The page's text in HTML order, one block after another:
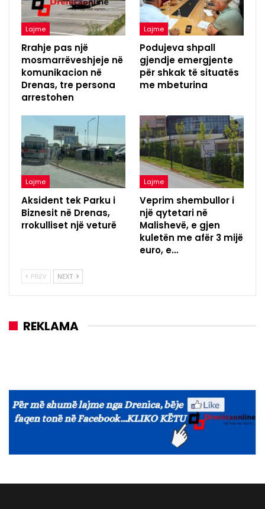
Lajme
Rrahje pas një
mosmarrëveshjeje në
komunikacion në
Drenas, tre persona
arrestohen
Lajme
Podujeva shpall
gjendje emergjente
për shkak të situatës
me mbeturina
Lajme
Aksident tek Parku i
Biznesit në Drenas,
rrokulliset një veturë
Lajme
Veprim shembullor i
një qytetari në
Malishevë, e gjen
kuletën me afër 3 mijë
euro, e…
PREV NEXT
REKLAMA